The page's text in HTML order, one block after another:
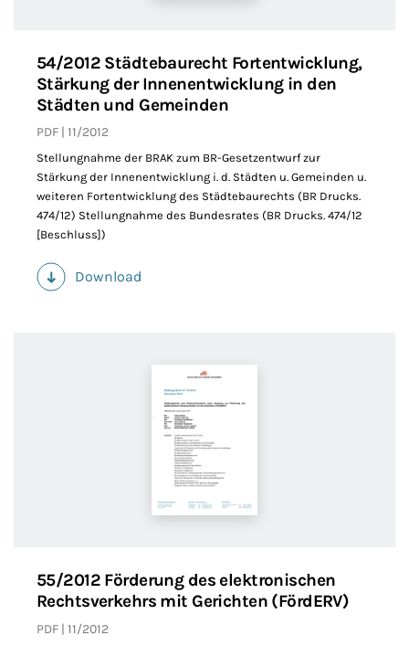
54/2012 Städtebaurecht Fortentwicklung,
Stärkung der Innenentwicklung in den
Städten und Gemeinden
PDF 11/2012
Stellungnahme der BRAK zum BR-Gesetzentwurf zur
Stärkung der Innenentwicklung i. d. Städten u. Gemeinden u.
weiteren Fortentwicklung des Städtebaurechts (BR Drucks.
474/12) Stellungnahme des Bundesrates (BR Drucks. 474/12
[Beschluss])
Download
(PDF)
55/2012 Förderung des elektronischen
Rechtsverkehrs mit Gerichten (FördERV)
PDF 11/2012